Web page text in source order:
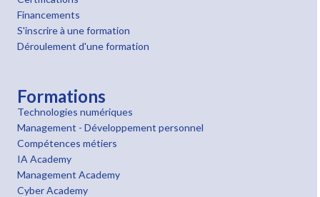
Financements
S'inscrire à une formation
Déroulement d'une formation
Formations
Technologies numériques
Management - Développement personnel
Compétences métiers
IA Academy
Management Academy
Cyber Academy